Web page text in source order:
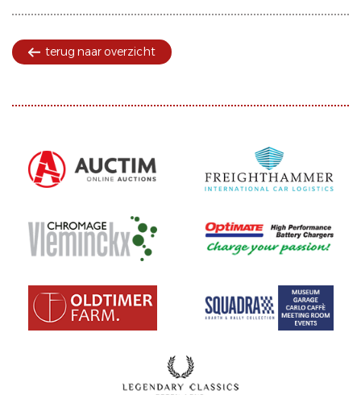
terug naar overzicht